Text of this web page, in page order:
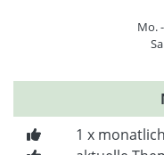
Mo.
1 x monatlich